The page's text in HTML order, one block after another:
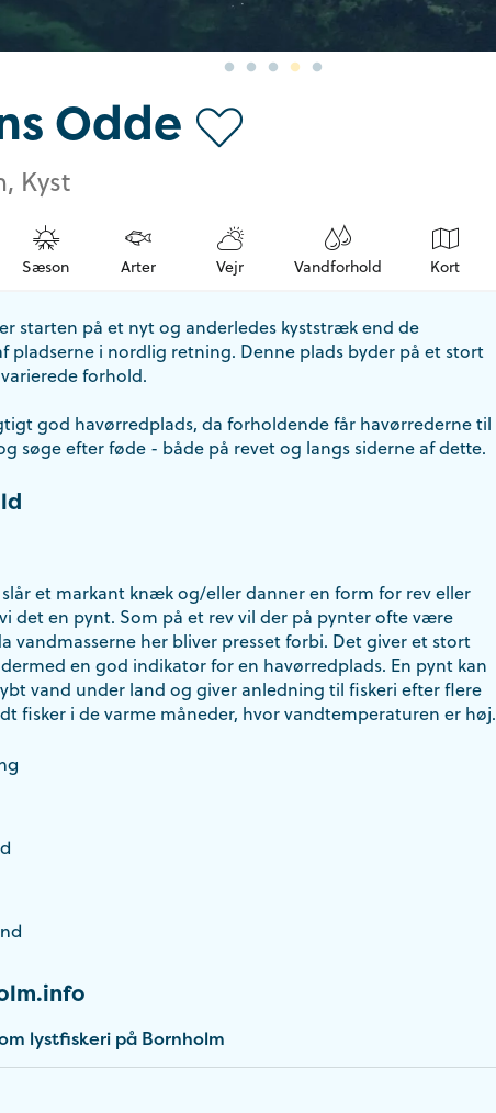
Odde
Kyst
Sæson Arter Vejr Vandforhold Kort
starten på et nyt og anderledes kyststræk end de
pladserne i nordlig retning. Denne plads byder på et stort
forhold.
god havørredplads, da forholdende får havørrederne til
søge efter føde - både på revet og langs siderne af dette.
et markant knæk og/eller danner en form for rev eller
det en pynt. Som på et rev vil der på pynter ofte være
vandmasserne her bliver presset forbi. Det giver et stort
en god indikator for en havørredplads. En pynt kan
vand under land og giver anledning til fiskeri efter flere
fisker i de varme måneder, hvor vandtemperaturen er høj.
lystfiskeri på Bornholm